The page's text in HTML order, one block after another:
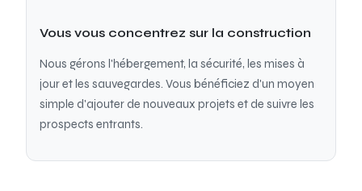
Vous vous concentrez sur la construction
Nous gérons l'hébergement, la sécurité, les mises à
jour et les sauvegardes. Vous bénéficiez d'un moyen
simple d'ajouter de nouveaux projets et de suivre les
prospects entrants.